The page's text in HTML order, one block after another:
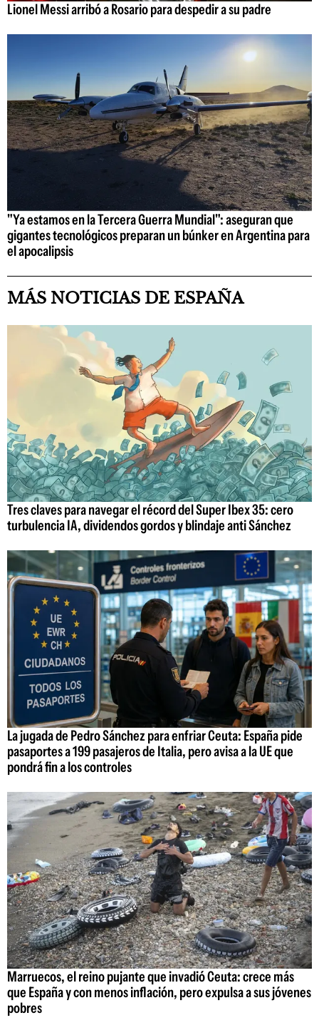
Lionel Messi arribó a Rosario para despedir a su padre
"Ya estamos en la Tercera Guerra Mundial": aseguran que
gigantes tecnológicos preparan un búnker en Argentina para
el apocalipsis
MÁS NOTICIAS DE ESPAÑA
Tres claves para navegar el récord del Super Ibex 35: cero
turbulencia IA, dividendos gordos y blindaje anti Sánchez
La jugada de Pedro Sánchez para enfriar Ceuta: España pide
pasaportes a 199 pasajeros de Italia, pero avisa a la UE que
pondrá fin a los controles
Marruecos, el reino pujante que invadió Ceuta: crece más
que España y con menos inflación, pero expulsa a sus jóvenes
pobres